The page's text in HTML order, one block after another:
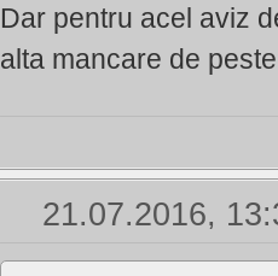
Dar pentru acel aviz
alta mancare de
21.07.2016,